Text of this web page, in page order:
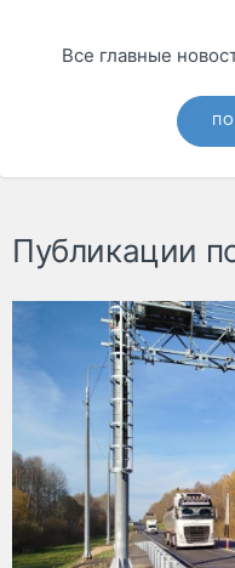
Все главные
Публикации